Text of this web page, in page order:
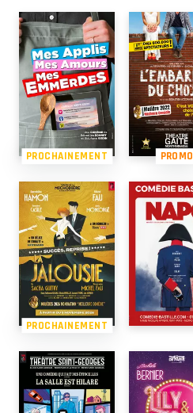
PROCHAINEMENT PROMO
PROCHAINEMENT